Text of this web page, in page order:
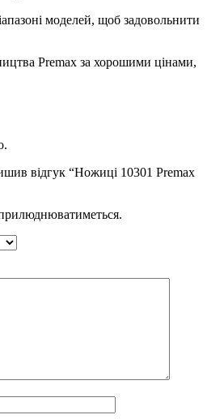
моделей, щоб задовольнити
Premax за хорошими цінами,
відгук “Ножиці 10301 Premax